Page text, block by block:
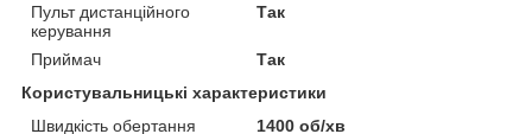
Пульт дистанційного
керування
Так
Приймач
Так
Користувальницькі характеристики
Швидкість обертання
1400 об/хв